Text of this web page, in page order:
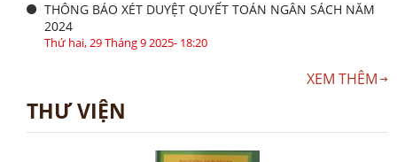
THÔNG BÁO XÉT DUYỆT QUYẾT TOÁN NGÂN SÁCH NĂM
2024
Thứ hai, 29 Tháng 9 2025- 18:20
XEM THÊM
THƯ VIỆN